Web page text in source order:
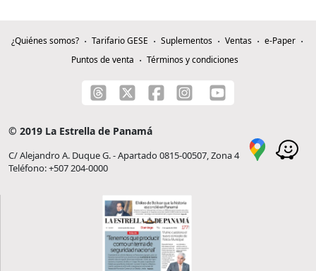
¿Quiénes somos? Tarifario GESE Suplementos Ventas
e-Paper
Puntos de venta
Términos y condiciones
© 2019 La Estrella de Panamá
C/ Alejandro A. Duque G. - Apartado 0815-00507, Zona 4
Teléfono: +507 204-0000